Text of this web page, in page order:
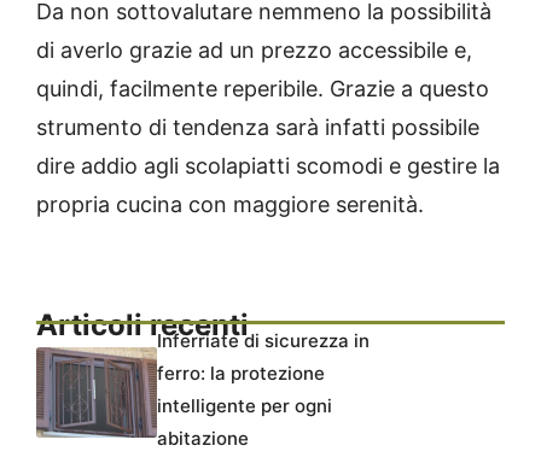
Da non sottovalutare nemmeno la possibilità
di averlo grazie ad un prezzo accessibile e,
quindi, facilmente reperibile. Grazie a questo
strumento di tendenza sarà infatti possibile
dire addio agli scolapiatti scomodi e gestire la
propria cucina con maggiore serenità.
Articoli recentiInferriate di sicurezza in
ferro: la protezione
intelligente per ogni
abitazione